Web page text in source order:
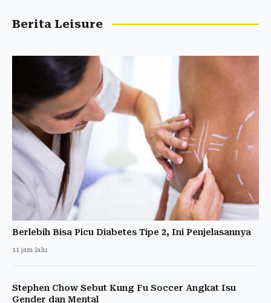
Berita Leisure
Berlebih Bisa Picu Diabetes Tipe 2, Ini Penjelasannya
11 jam lalu
Stephen Chow Sebut Kung Fu Soccer Angkat Isu
Gender dan Mental